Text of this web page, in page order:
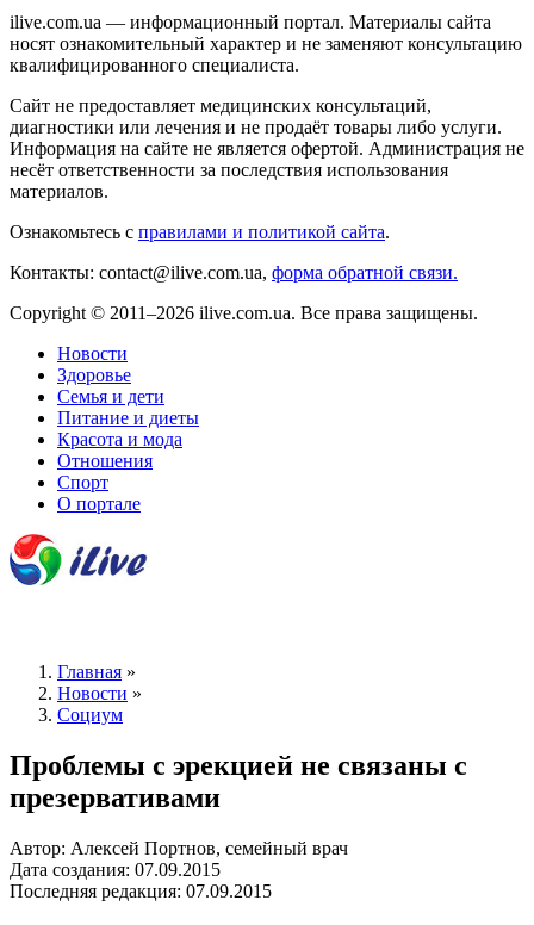
ilive.com.ua — информационный портал. Материалы сайта
носят ознакомительный характер и не заменяют консультацию
квалифицированного специалиста.
Сайт не предоставляет медицинских консультаций,
диагностики или лечения и не продаёт товары либо услуги.
Информация на сайте не является офертой. Администрация не
несёт ответственности за последствия использования
материалов.
Ознакомьтесь с правилами и политикой сайта.
Контакты: contact@ilive.com.ua, форма обратной связи.
Copyright © 2011–2026 ilive.com.ua. Все права защищены.
Новости
Здоровье
Семья и дети
Питание и диеты
Красота и мода
Отношения
Спорт
О портале
Главная »
Новости »
Социум
Проблемы с эрекцией не связаны с
презервативами
Автор: Алексей Портнов, семейный врач
Дата создания: 07.09.2015
Последняя редакция: 07.09.2015